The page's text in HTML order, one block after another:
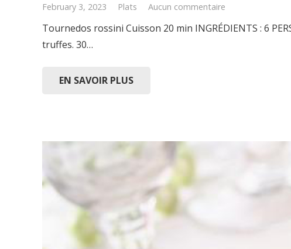
February 3, 2023 Plats Aucun commentaire
Tournedos rossini Cuisson 20 min INGRÉDIENTS : 6
truffes. 30…
EN SAVOIR PLUS